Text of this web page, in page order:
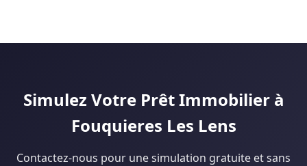
qui est réellement faisable.
Simulez Votre Prêt Immobilier à
Fouquieres Les Lens
Contactez-nous pour une simulation gratuite et sans